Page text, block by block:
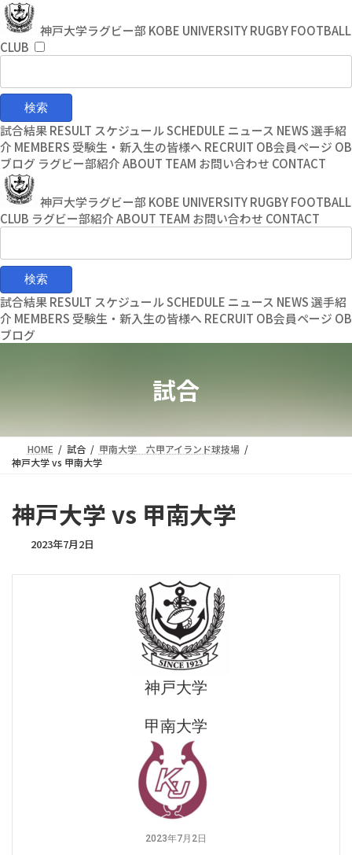
コ
ン
テ
ン
へ
キ
ッ
プ
ナ
ビ
ゲ
ー
ョ
に
移
動
神戸大学ラグビー部 KOBE UNIVERSITY RUGBY FOOTBALL
CLUB
試合結果RESULT スケジュールSCHEDULE ニュース NEWS選手紹
介 MEMBERS 受験生・新入生の皆様へ RECRUIT OB会員ページ OB
ブログ ラグビー部紹介ABOUT TEAM お問い合わせ CONTACT
神戸大学ラグビー部 KOBE UNIVERSITY RUGBY FOOTBALL
CLUB ラグビー部紹介ABOUT TEAM お問い合わせ CONTACT
試合結果RESULT スケジュールSCHEDULE ニュース NEWS選手紹
介 MEMBERS 受験生・新入生の皆様へ RECRUIT OB会員ページ OB
ブログ
試合
HOME 試合
甲南大学 六甲アイランド球技場
神戸大学 vs 甲南大学
神戸大学 vs 甲南大学
2023年7月2日
神戸大学
甲南大学
2023年7月2日